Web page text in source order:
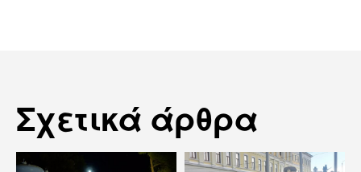
Σχετικά άρθρα